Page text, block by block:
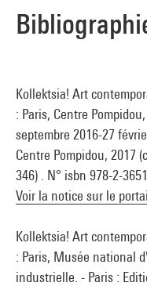
Kollektsia! Art
: Paris, Centre
septembre 2016-27
Centre Pompidou, 2017
346) . N° isbn 978-2-
Voir la notice sur le
Kollektsia! Art
: Paris, Musée national
industrielle. - Paris :